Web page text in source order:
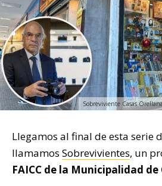
Sobreviviente Casas
Llegamos al final de esta serie
llamamos Sobrevivientes, un
FAICC de la Municipalidad de